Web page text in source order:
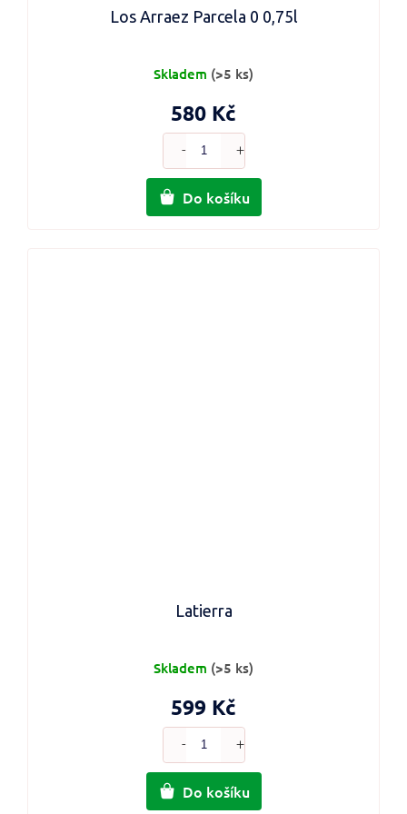
Los Arraez Parcela 0 0,75l
580 Kč
Do košíku
Skladem (>5 ks)
Latierra
599 Kč
Do košíku
Skladem (>5 ks)